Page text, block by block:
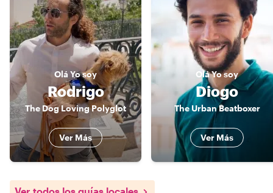
Olá Yo soy
Rodrigo
The Dog Loving Polyglot
Ver Más
OláYo soy
Diogo
The Urban Beatboxer
Ver Más
Ver todos los guías locales